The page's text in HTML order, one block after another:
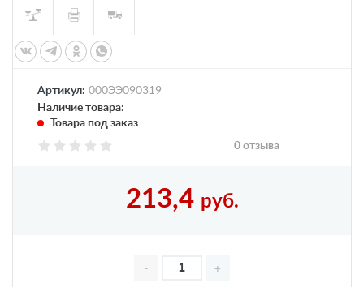
Артикул: 000ЭЭ090319
Наличие товара:
Товара под заказ
0 отзыва
213,4 руб.